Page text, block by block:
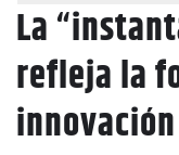
La
refleja la
innovación